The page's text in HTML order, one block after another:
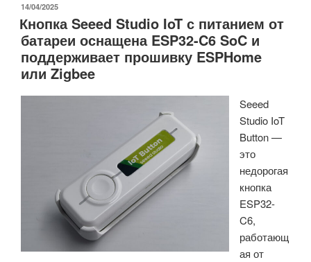
настольный
сенсорный
дисплей
с
Raspberry
Pi
RP2350»
ОПУБЛИКОВАНО
14/04/2025
Кнопка Seeed Studio IoT с питанием от
батареи оснащена ESP32-C6 SoC и
поддерживает прошивку ESPHome
или Zigbee
Seeed
Studio IoT
Button —
это
недорогая
кнопка
ESP32-
C6,
работающ
ая от